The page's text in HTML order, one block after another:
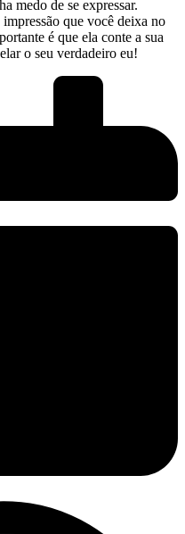
​medo de se expressar.‌
que⁤ você ‍deixa no
é​ que ela conte a sua‍
o ⁣seu verdadeiro‍ eu!